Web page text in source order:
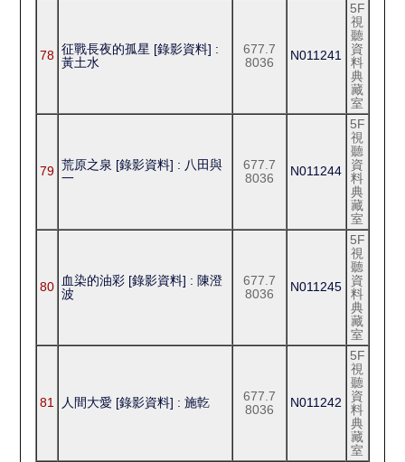
78 征戰長夜的孤星 [錄影資料] :
黃土水
677.7
8036
N011241
5F
視
聽
資
料
典
藏
室
79 荒原之泉 [錄影資料] : 八田與
一
677.7
8036
N011244
5F
視
聽
資
料
典
藏
室
80
血染的油彩 [錄影資料] : 陳澄
波
677.7
8036
N011245
5F
視
聽
資
料
典
藏
室
81 人間大愛 [錄影資料] : 施亁
677.7
8036
N011242
5F
視
聽
資
料
典
藏
室